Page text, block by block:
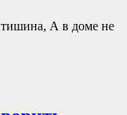
А в доме не